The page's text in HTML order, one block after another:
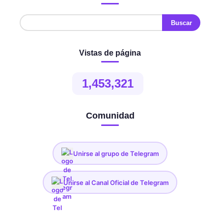
Vistas de página
1,453,321
Comunidad
Unirse al grupo de Telegram
Unirse al Canal Oficial de Telegram